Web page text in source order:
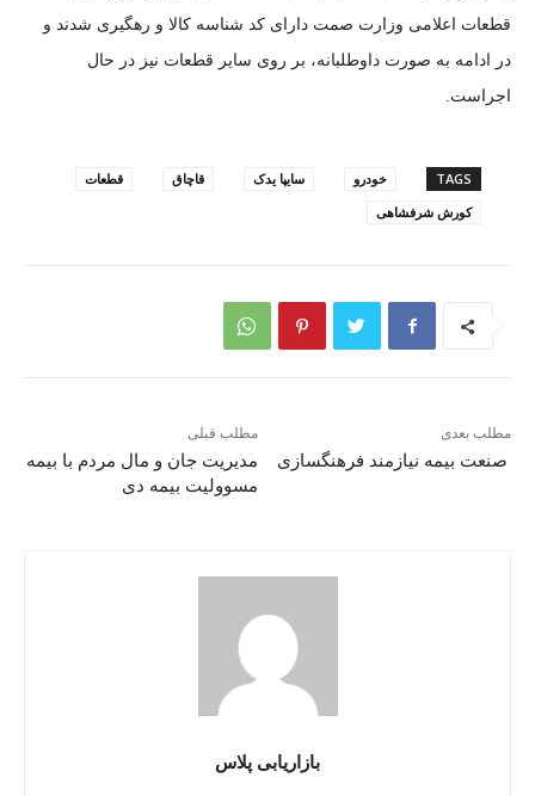
قطعات اعلامی وزارت صمت دارای کد شناسه کالا و رهگیری شدند و
در ادامه به صورت داوطلبانه، بر روی سایر قطعات نیز در حال
اجراست.
TAGS خودرو سایپا یدک قاچاق
قطعات
کورش شرفشاهی
مطلب قبلی
مدیریت جان و مال مردم با بیمه
مسوولیت بیمه دی
مطلب بعدی
صنعت بیمه نیازمند فرهنگسازی
بازاریابی پلاس